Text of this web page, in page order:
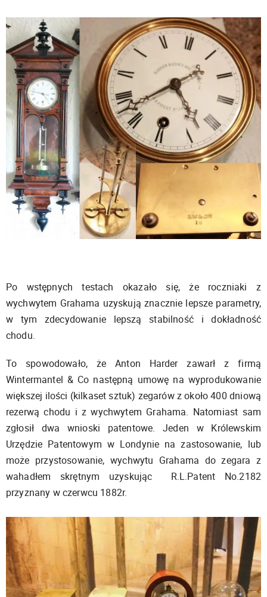
Po wstępnych testach okazało się, że roczniaki z
wychwytem Grahama uzyskują znacznie lepsze parametry,
w tym zdecydowanie lepszą stabilność i dokładność
chodu.
To spowodowało, że Anton Harder zawarł z firmą
Wintermantel & Co następną umowę na wyprodukowanie
większej ilości (kilkaset sztuk) zegarów z około 400 dniową
rezerwą chodu i z wychwytem Grahama. Natomiast sam
zgłosił dwa wnioski patentowe. Jeden w Królewskim
Urzędzie Patentowym w Londynie na zastosowanie, lub
może przystosowanie, wychwytu Grahama do zegara z
wahadłem skrętnym uzyskując R.L.Patent No.2182
przyznany w czerwcu 1882r.